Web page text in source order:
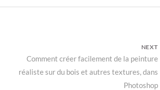
NEXT
Next
post:
Comment créer facilement de la peinture
réaliste sur du bois et autres textures, dans
Photoshop